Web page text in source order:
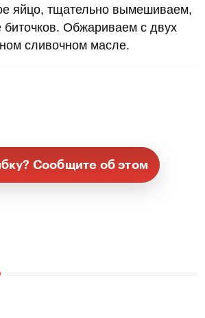
яйцо, тщательно вымешиваем,
Обжариваем с двух
сливочном масле.
Сообщите об этом